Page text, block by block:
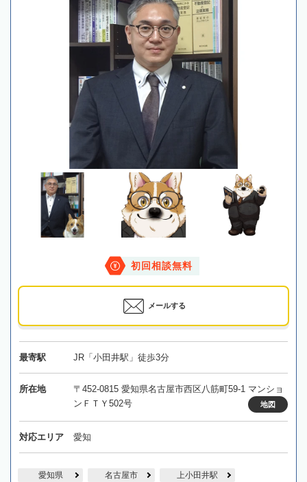
初回相談無料
メールする
最寄駅 JR「小田井駅」徒歩3分
所在地
〒452-0815 愛知県名古屋市西区八筋町59-1 マンショ
ンＦＴＹ502号
地図
対応エリア 愛知
愛知県 名古屋市 上小田井駅